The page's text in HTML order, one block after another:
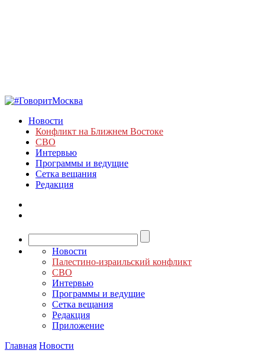
Новости
Конфликт на Ближнем Востоке
СВО
Интервью
Программы и ведущие
Сетка вещания
Редакция
Новости
Палестино-израильский конфликт
СВО
Интервью
Программы и ведущие
Сетка вещания
Редакция
Приложение
Главная Новости